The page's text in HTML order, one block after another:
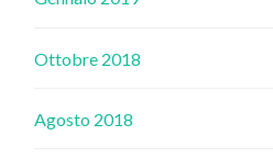
Ottobre 2018
Agosto 2018